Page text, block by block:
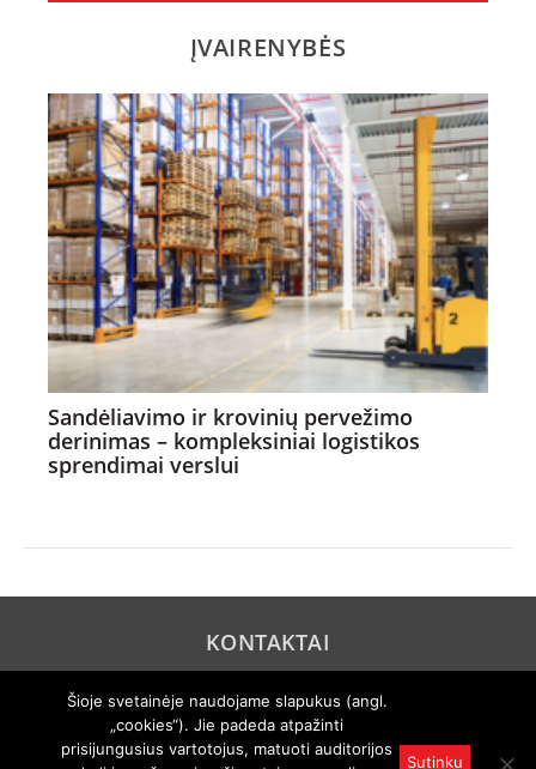
ĮVAIRENYBĖS
Sandėliavimo ir krovinių pervežimo
derinimas – kompleksiniai logistikos
sprendimai verslui
KONTAKTAI
PRIVATUMO POLITIKA
Šioje svetainėje naudojame slapukus (angl.
„cookies“). Jie padeda atpažinti
prisijungusius vartotojus, matuoti auditorijos
Sutinku